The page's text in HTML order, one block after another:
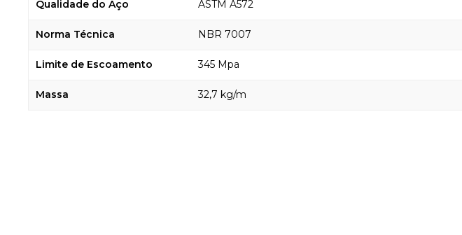
Qualidade do Aço ASTM A572
Norma Técnica NBR 7007
Limite de Escoamento 345 Mpa
Massa 32,7 kg/m